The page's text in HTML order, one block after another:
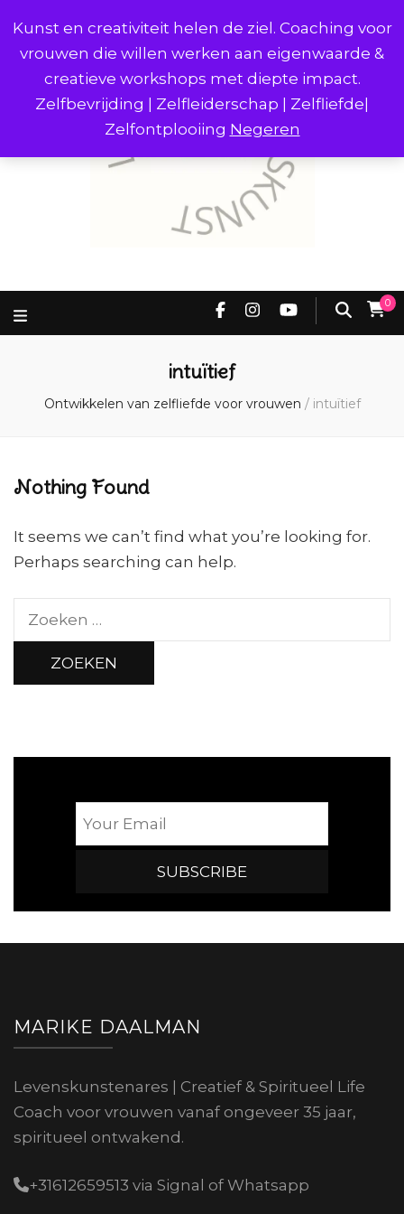
Kunst en creativiteit helen de ziel. Coaching voor
vrouwen die willen werken aan eigenwaarde &
creatieve workshops met diepte impact.
Zelfbevrijding | Zelfleiderschap | Zelfliefde|
Zelfontplooiing Negeren
0
intuïtief
Ontwikkelen van zelfliefde voor vrouwen / intuïtief
Nothing Found
It seems we can’t find what you’re looking for.
Perhaps searching can help.
Zoeken
MARIKE DAALMAN
Levenskunstenares | Creatief & Spiritueel Life
Coach voor vrouwen vanaf ongeveer 35 jaar,
spiritueel ontwakend.
+31612659513 via Signal of Whatsapp